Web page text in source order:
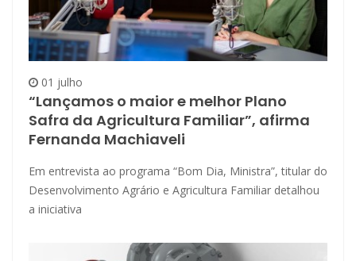
01 julho
“Lançamos o maior e melhor Plano
Safra da Agricultura Familiar”, afirma
Fernanda Machiaveli
Em entrevista ao programa “Bom Dia, Ministra”, titular do
Desenvolvimento Agrário e Agricultura Familiar detalhou
a iniciativa